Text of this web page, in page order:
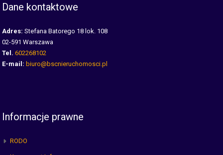
Dane kontaktowe
Adres: Stefana Batorego 18 lok. 108
02-591 Warszawa
Tel. 602268102
E-mail: biuro@bscnieruchomosci.pl
Informacje prawne
RODO